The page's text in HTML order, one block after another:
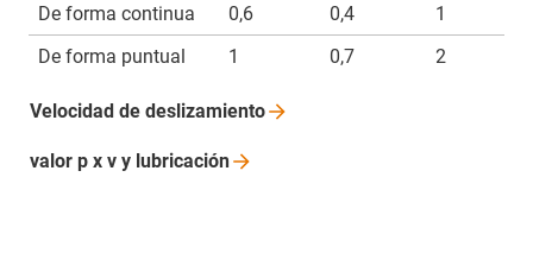
De forma continua
0,6 0,4
1
De forma puntual
1 0,7 2
Velocidad de deslizamiento
valor p x v y lubricación